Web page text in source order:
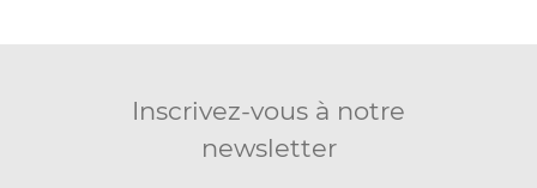
Inscrivez-vous à notre
newsletter